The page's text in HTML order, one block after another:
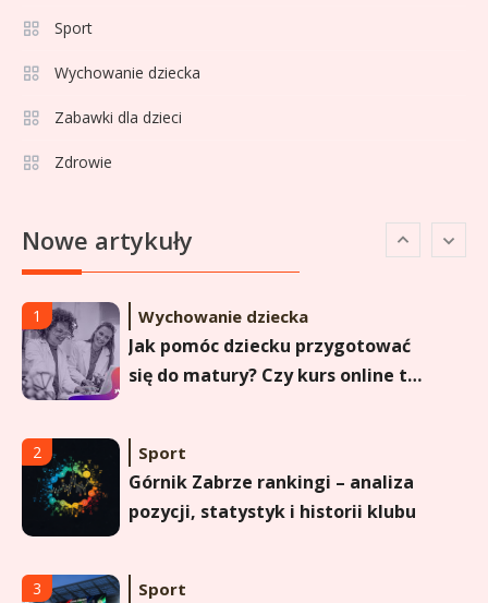
Sport
Wychowanie dziecka
Zabawki dla dzieci
Zdrowie
Nowe artykuły
Lech Poznań rankingi: Analiza
pozycji w Ekstraklasie i
historyczne dane
1 Wychowanie dziecka
Jak pomóc dziecku przygotować
się do matury? Czy kurs online to
maturzysty?
2 Sport
Górnik Zabrze rankingi – analiza
pozycji, statystyk i historii klubu
3 Sport